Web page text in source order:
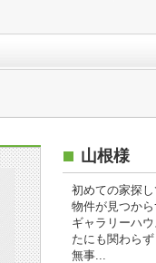
山根様
初めての家探
物件が見つか
ギャラリーハ
たにも関わら
無事...